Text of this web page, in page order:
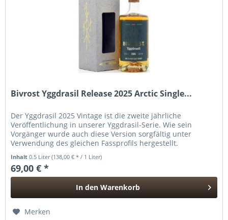
Bivrost Yggdrasil Release 2025 Arctic Single...
Der Yggdrasil 2025 Vintage ist die zweite jährliche
Veröffentlichung in unserer Yggdrasil-Serie. Wie sein
Vorgänger wurde auch diese Version sorgfältig unter
Verwendung des gleichen Fassprofils hergestellt.
Inhalt0.5 Liter(138,00 € * / 1 Liter)
69,00 € *
In den Warenkorb
Merken